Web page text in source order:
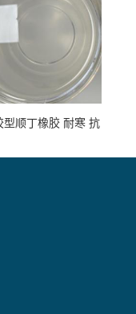
型顺丁橡胶 耐寒 抗